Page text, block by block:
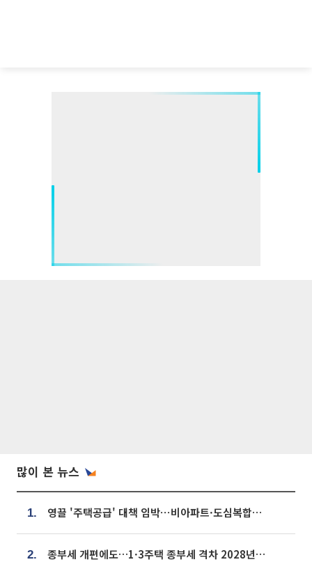
많이 본 뉴스
1. 영끌 '주택공급' 대책 임박⋯비아파트·도심복합까지 총동원
2. 종부세 개편에도…1·3주택 종부세 격차 2028년부터 확대